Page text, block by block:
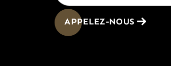
APPELEZ-NOUS